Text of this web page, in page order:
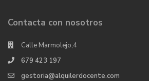
Contacta con nosotros
Calle Marmolejo,4
679 423 197
gestoria@alquilerdocente.com